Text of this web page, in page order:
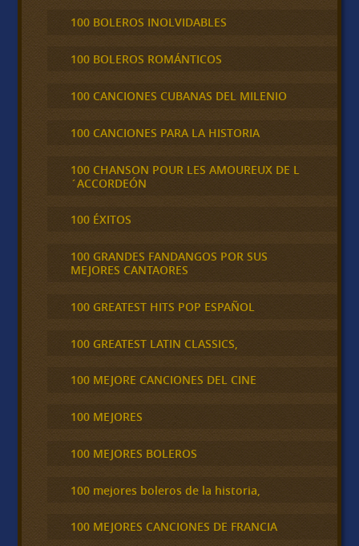
100 BOLEROS INOLVIDABLES
100 BOLEROS ROMÁNTICOS
100 CANCIONES CUBANAS DEL MILENIO
100 CANCIONES PARA LA HISTORIA
100 CHANSON POUR LES AMOUREUX DE L
´ACCORDEÓN
100 ÉXITOS
100 GRANDES FANDANGOS POR SUS
MEJORES CANTAORES
100 GREATEST HITS POP ESPAÑOL
100 GREATEST LATIN CLASSICS,
100 MEJORE CANCIONES DEL CINE
100 MEJORES
100 MEJORES BOLEROS
100 mejores boleros de la historia,
100 MEJORES CANCIONES DE FRANCIA